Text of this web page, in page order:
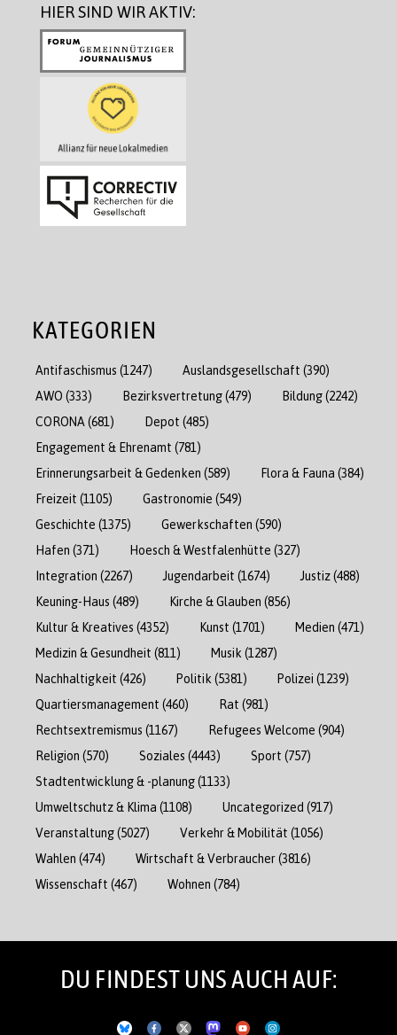
HIER SIND WIR AKTIV:
KATEGORIEN
Antifaschismus (1247) Auslandsgesellschaft (390)
AWO (333) Bezirksvertretung(479) Bildung(2242)
CORONA (681) Depot (485)
Engagement & Ehrenamt (781)
Erinnerungsarbeit & Gedenken (589) Flora & Fauna (384)
Freizeit (1105) Gastronomie (549)
Geschichte (1375) Gewerkschaften (590)
Hafen (371) Hoesch & Westfalenhütte (327)
Integration (2267) Jugendarbeit (1674) Justiz(488)
Keuning-Haus (489) Kirche & Glauben (856)
Kultur & Kreatives (4352) Kunst (1701) Medien (471)
Medizin & Gesundheit (811) Musik (1287)
Nachhaltigkeit (426) Politik (5381) Polizei (1239)
Quartiersmanagement (460) Rat (981)
Rechtsextremismus (1167) Refugees Welcome (904)
Religion (570) Soziales (4443) Sport (757)
Stadtentwicklung & -planung(1133)
Umweltschutz & Klima (1108) Uncategorized (917)
Veranstaltung(5027) Verkehr & Mobilität (1056)
Wahlen (474) Wirtschaft & Verbraucher(3816)
Wissenschaft (467) Wohnen (784)
DU FINDEST UNS AUCH AUF: